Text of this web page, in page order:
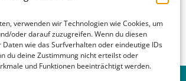
verwenden wir Technologien wie Cookies, um
oder darauf zuzugreifen. Wenn du diesen
wie das Surfverhalten oder eindeutige IDs
du deine Zustimmung nicht erteilst oder
und Funktionen beeinträchtigt werden.